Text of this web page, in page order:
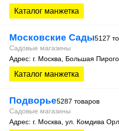
Каталог манжетка
Московские Сады5127
Садовые магазины
Каталог манжетка
Подворье5287 товаров
Садовые магазины